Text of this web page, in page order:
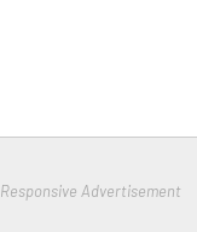
Responsive Advertisement